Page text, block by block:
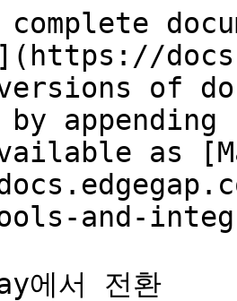
versions of
as
and-
에서 전환